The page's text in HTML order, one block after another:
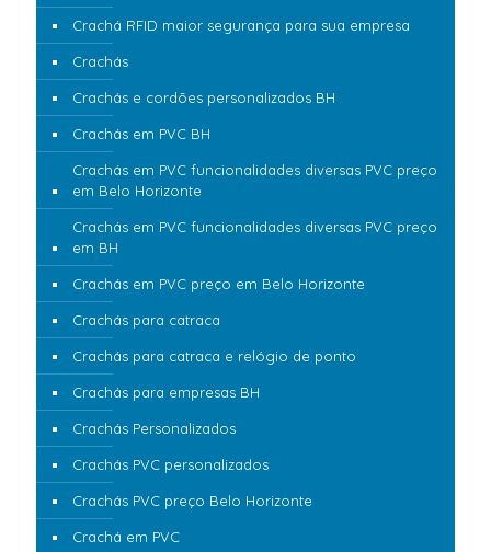
Crachá RFID maior segurança para sua empresa
Crachás
Crachás e cordões personalizados BH
Crachás em PVC BH
Crachás em PVC funcionalidades diversas PVC preço
em Belo Horizonte
Crachás em PVC funcionalidades diversas PVC preço
em BH
Crachás em PVC preço em Belo Horizonte
Crachás para catraca
Crachás para catraca e relógio de ponto
Crachás para empresas BH
Crachás Personalizados
Crachás PVC personalizados
Crachás PVC preço Belo Horizonte
Crachá em PVC